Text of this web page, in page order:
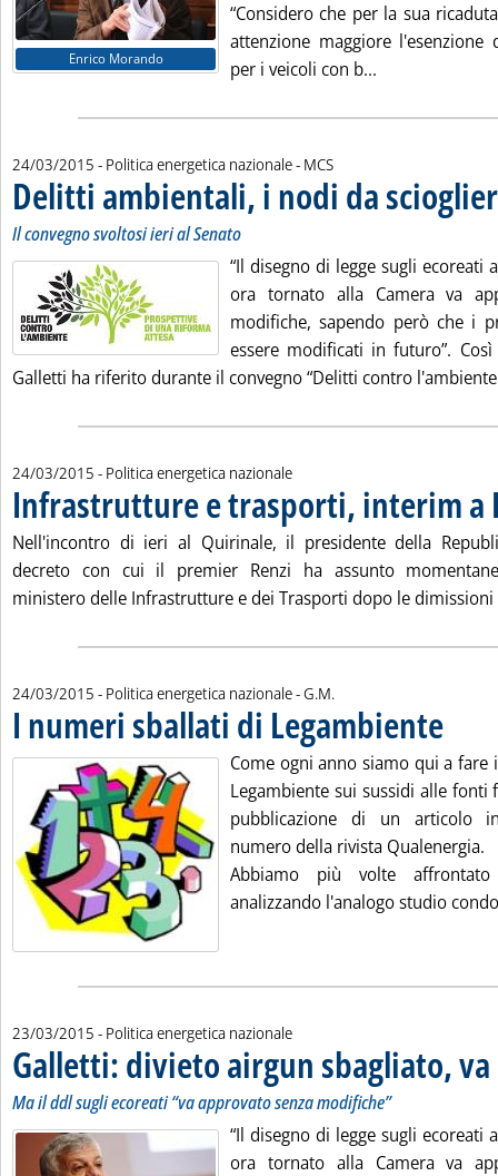
Enrico Morando
“Considero che per la sua
attenzione maggiore
per i veicoli con b...
24/03/2015 - Politica energetica nazionale - di:
MCS
Delitti ambientali, i nodi da
Il convegno svoltosi ieri al Senato
“Il disegno di legge sugli ecoreati
ora tornato alla Camera va
modifiche, sapendo però che i
essere modificati in futuro”.
Galletti ha riferito durante il convegno “Delitti contro
24/03/2015 - Politica energetica nazionale
Infrastrutture e trasporti, interim a
Nell'incontro di ieri al Quirinale, il presidente della
decreto con cui il premier Renzi ha assunto
ministero delle Infrastrutture e dei Trasporti dopo le
24/03/2015 - Politica energetica nazionale -di:
G.M.
I numeri sballati di Legambiente
Come ogni anno siamo qui a
Legambiente sui sussidi alle fonti
pubblicazione di un articolo
numero della rivista Qualenergia.
Abbiamo più volte affrontato
analizzando l'analogo studio
23/03/2015 - Politica energetica nazionale
Galletti: divieto airgun sbagliato,
Ma il ddl sugli ecoreati “va approvato senza modifiche”
“Il disegno di legge sugli ecoreati
ora tornato alla Camera va